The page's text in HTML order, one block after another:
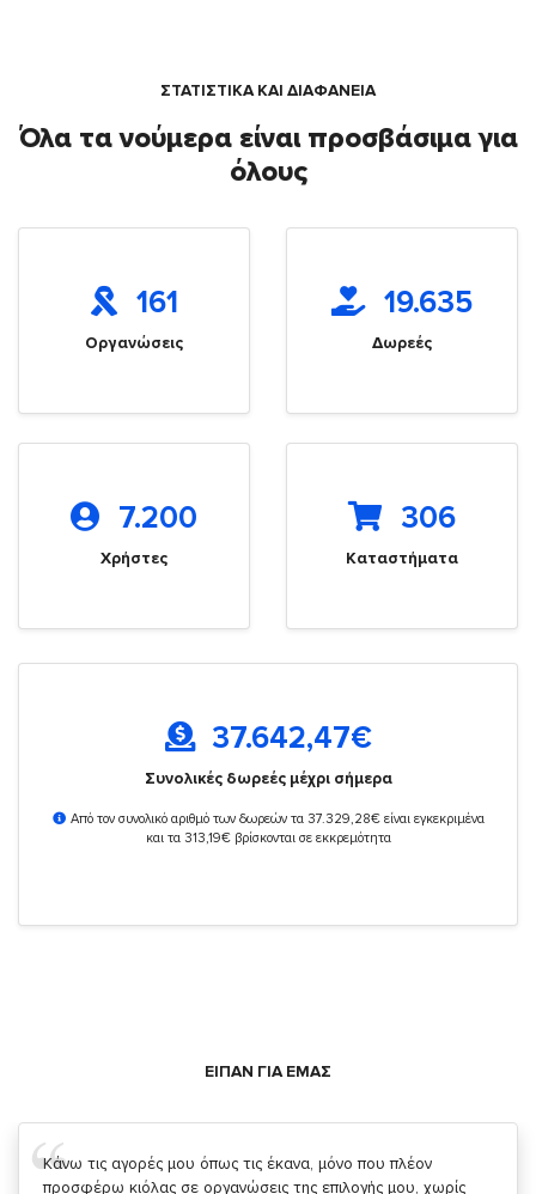
ΣΤΑΤΙΣΤΙΚΑ ΚΑΙ ΔΙΑΦΑΝΕΙΑ
Όλα τα νούμερα είναι προσβάσιμα για
όλους
161
Οργανώσεις
19.635
Δωρεές
7.200
Χρήστες
306
Καταστήματα
37.642,47€
Συνολικές δωρεές μέχρι σήμερα
Από τον συνολικό αριθμό των δωρεών τα 37.329,28€ είναι εγκεκριμένα
και τα 313,19€ βρίσκονται σε εκκρεμότητα
ΕΙΠΑΝ ΓΙΑ ΕΜΑΣ
Σας ευχαριστώ που μας δίνετε την δυνατότητα να κάνουμε
κάτι!